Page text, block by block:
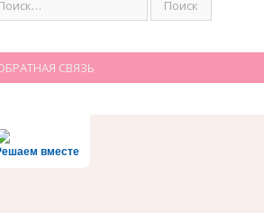
СВЯЗЬ
вместе